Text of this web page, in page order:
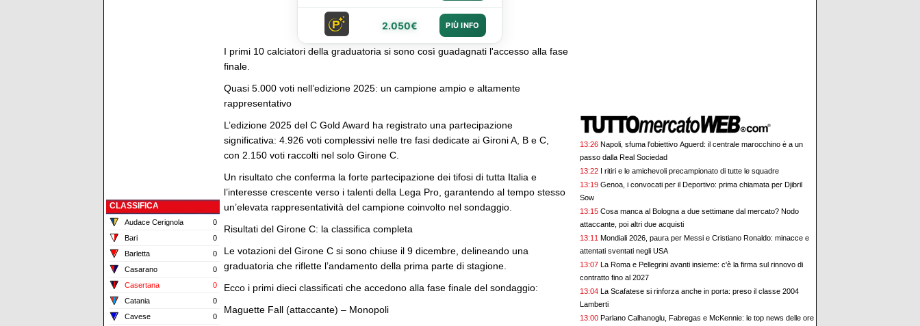
CLASSIFICA
Audace Cerignola
0
Bari
0
Barletta
0
Casarano
0
Casertana
0
Catania
0
Cavese
0
2.050€ PIÙ INFO
I primi 10 calciatori della graduatoria si sono così guadagnati l'accesso alla fase
finale.
Quasi 5.000 voti nell’edizione 2025: un campione ampio e altamente
rappresentativo
L’edizione 2025 del C Gold Award ha registrato una partecipazione
significativa: 4.926 voti complessivi nelle tre fasi dedicate ai Gironi A, B e C,
con 2.150 voti raccolti nel solo Girone C.
Un risultato che conferma la forte partecipazione dei tifosi di tutta Italia e
l’interesse crescente verso i talenti della Lega Pro, garantendo al tempo stesso
un’elevata rappresentatività del campione coinvolto nel sondaggio.
Risultati del Girone C: la classifica completa
Le votazioni del Girone C si sono chiuse il 9 dicembre, delineando una
graduatoria che riflette l’andamento della prima parte di stagione.
Ecco i primi dieci classificati che accedono alla fase finale del sondaggio:
Maguette Fall (attaccante) – Monopoli
13:26 Napoli, sfuma l'obiettivo Aguerd: il centrale marocchino è a un
passo dalla Real Sociedad
13:22 I ritiri e le amichevoli precampionato di tutte le squadre
13:19 Genoa, i convocati per il Deportivo: prima chiamata per Djibril
Sow
13:15 Cosa manca al Bologna a due settimane dal mercato? Nodo
attaccante, poi altri due acquisti
13:11 Mondiali 2026, paura per Messi e Cristiano Ronaldo: minacce e
attentati sventati negli USA
13:07 La Roma e Pellegrini avanti insieme: c'è la firma sul rinnovo di
contratto fino al 2027
13:04 La Scafatese si rinforza anche in porta: preso il classe 2004
Lamberti
13:00 Parlano Calhanoglu, Fabregas e McKennie: le top news delle ore